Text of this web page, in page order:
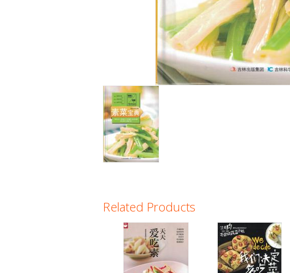
Related Products
Pages